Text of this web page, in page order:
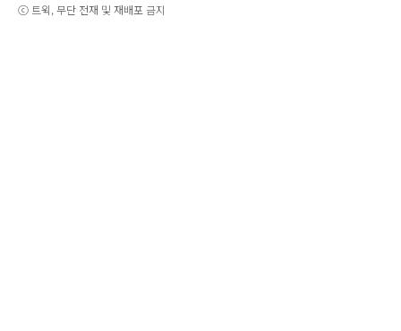
ⓒ 트윅, 무단 전재 및 재배포 금지